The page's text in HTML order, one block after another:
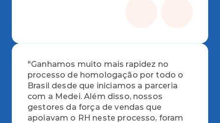
"Ganhamos muito mais rapidez no
processo de homologação por todo o
Brasil desde que iniciamos a parceria
com a Medei. Além disso, nossos
gestores da força de vendas que
apoiavam o RH neste processo, foram